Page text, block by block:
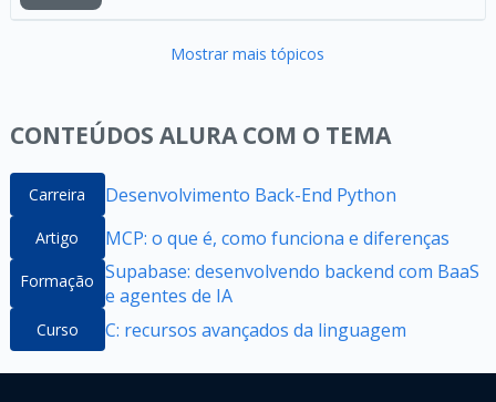
Mostrar mais tópicos
CONTEÚDOS ALURA COM O TEMA
Carreira Desenvolvimento Back-End Python
Artigo MCP: o que é, como funciona e diferenças
Formação Supabase: desenvolvendo backend com BaaS
e agentes de IA
Curso C: recursos avançados da linguagem